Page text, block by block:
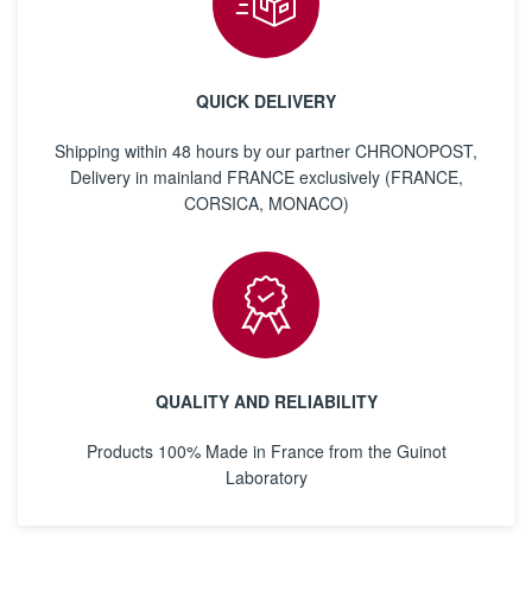
QUICK DELIVERY
Shipping within 48 hours by our partner CHRONOPOST,
Delivery in mainland FRANCE exclusively (FRANCE,
CORSICA, MONACO)
QUALITY AND RELIABILITY
Products 100% Made in France from the Guinot
Laboratory